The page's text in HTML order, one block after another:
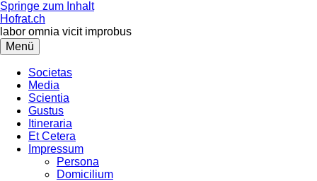
Springe zum Inhalt
Hofrat.ch
labor omnia vicit improbus
Menü
Societas
Media
Scientia
Gustus
Itineraria
Et Cetera
Impressum
Persona
Domicilium